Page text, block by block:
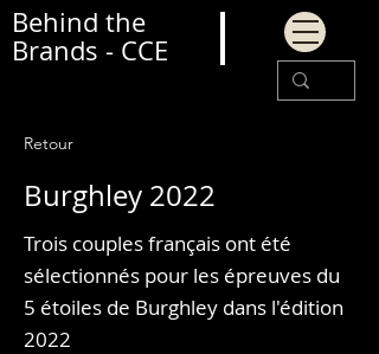
Behind the
Brands - CCE
Retour
Burghley 2022
Trois couples français ont été
sélectionnés pour les épreuves du
5 étoiles de Burghley dans l'édition
2022